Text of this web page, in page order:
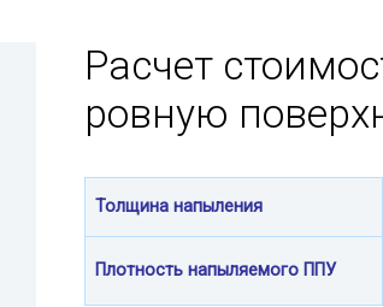
Расчет
ровную
Толщина напыления
Плотность напыляемого ППУ